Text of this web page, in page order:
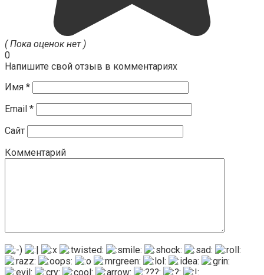
( Пока оценок нет )
0
Напишите свой отзыв в комментариях
Имя *
Email *
Сайт
Комментарий